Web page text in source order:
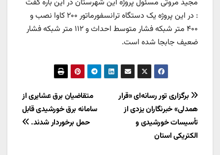
مجید مروتی مسئول پروژه این شهرستان در این باره گفت
: در این پروژه یک دستگاه ترانسفورماتور ۲۰۰ کاوا نصب و
۴۰۰ متر شبکه فشار متوسط احداث و ۱۱۲ متر شبکه فشار
ضعیف جابجا شده است.
راهبری
نوشته
متقاضیان برق عشایری از
سامانه برق خورشیدی قابل
حمل برخوردار شدند.
برگزاری تور رسانه‌ای «قرار
همدلی» خبرنگاران یزدی از
تأسیسات خورشیدی و
الکتریکی استان